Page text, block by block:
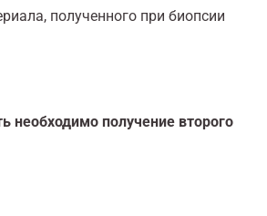
полученного при биопсии
необходимо получение второго